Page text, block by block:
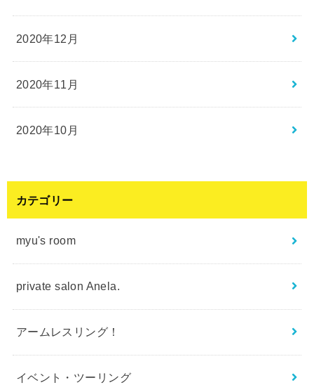
2020年12月
2020年11月
2020年10月
カテゴリー
myu's room
private salon Anela.
アームレスリング！
イベント・ツーリング